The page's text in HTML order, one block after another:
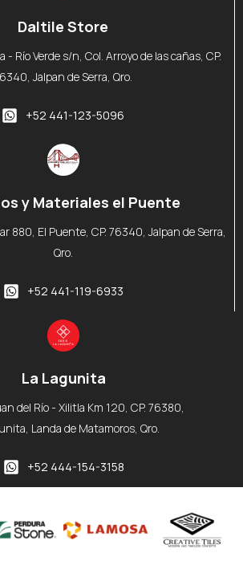
Daltile Store
- Río Verde s/n, Col. Arroyo de las cañas, CP.
Jalpan de Serra, Qro.
+52 441-123-5096
y Materiales el Puente
880, El Puente, CP. 76340, Jalpan de Serra,
Qro.
+52 441-119-6933
La Lagunita
del Río - Xilitla Km 120, CP. 76380,
Landa de Matamoros, Qro.
+52 444-154-3158